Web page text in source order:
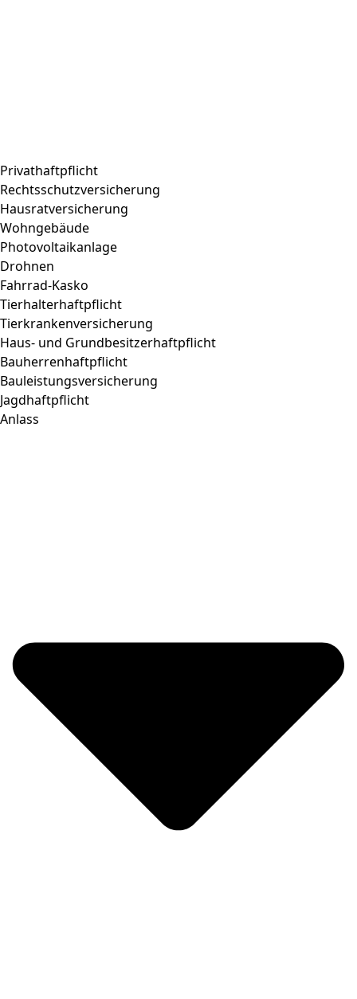
Privathaftpflicht
Rechtsschutzversicherung
Hausratversicherung
Wohngebäude
Photovoltaikanlage
Drohnen
Fahrrad-Kasko
Tierhalterhaftpflicht
Tierkrankenversicherung
Haus- und Grundbesitzerhaftpflicht
Bauherrenhaftpflicht
Bauleistungsversicherung
Jagdhaftpflicht
Anlass